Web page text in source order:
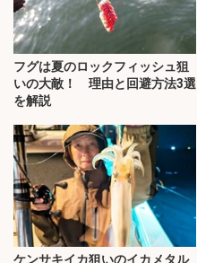
フグは夏のロックフィッシュ狙
いの大敵！ 理由と回避方法3選
を解説
ケンサキイカ狙いのイカメタル